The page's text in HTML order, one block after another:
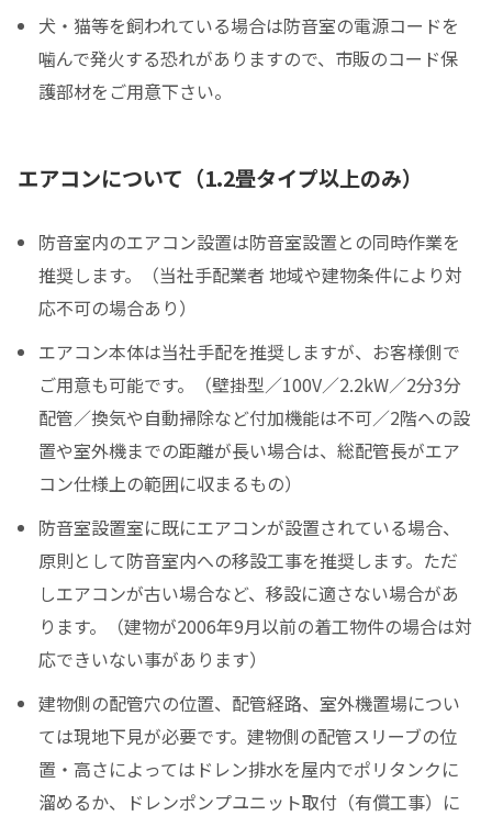
犬・猫等を飼われている場合は防音室の電源コードを
噛んで発火する恐れがありますので、市販のコード保
護部材をご用意下さい。
エアコンについて（1.2畳タイプ以上のみ）
防音室内のエアコン設置は防音室設置との同時作業を
推奨します。（当社手配業者 地域や建物条件により対
応不可の場合あり）
エアコン本体は当社手配を推奨しますが、お客様側で
ご用意も可能です。（壁掛型／100V／2.2kW／2分3分
配管／換気や自動掃除など付加機能は不可／2階への設
置や室外機までの距離が長い場合は、総配管長がエア
コン仕様上の範囲に収まるもの）
防音室設置室に既にエアコンが設置されている場合、
原則として防音室内への移設工事を推奨します。ただ
しエアコンが古い場合など、移設に適さない場合があ
ります。（建物が2006年9月以前の着工物件の場合は対
応できいない事があります）
建物側の配管穴の位置、配管経路、室外機置場につい
ては現地下見が必要です。建物側の配管スリーブの位
置・高さによってはドレン排水を屋内でポリタンクに
溜めるか、ドレンポンプユニット取付（有償工事）に